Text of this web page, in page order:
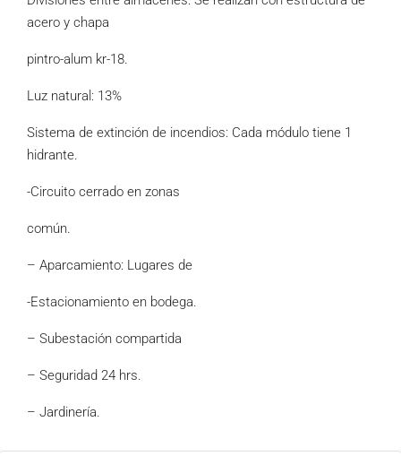
acero y chapa
pintro-alum kr-18.
Luz natural: 13%
Sistema de extinción de incendios: Cada módulo tiene 1
hidrante.
-Circuito cerrado en zonas
común.
– Aparcamiento: Lugares de
-Estacionamiento en bodega.
– Subestación compartida
– Seguridad 24 hrs.
– Jardinería.